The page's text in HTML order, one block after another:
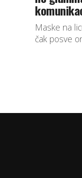
Maske na
čak posve